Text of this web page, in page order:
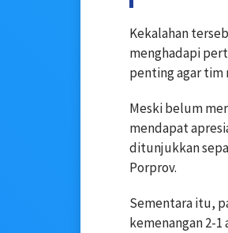
Kekalahan
menghadapi
penting agar tim
Meski belum
mendapat
ditunjukkan
Porprov.
Sementara itu,
kemenangan 2-